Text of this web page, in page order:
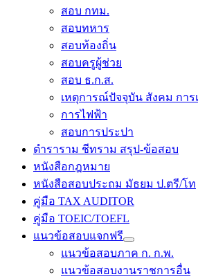
สอบ กทม.
สอบทหาร
สอบท้องถิ่น
สอบครูผู้ช่วย
สอบ ธ.ก.ส.
เหตุการณ์ปัจจุบัน สังคม การ
การไฟฟ้า
สอบการประปา
ตำราราม ชีทราม สรุป-ข้อสอบ
หนังสือกฎหมาย
หนังสือสอบประถม มัธยม ป.ตรี/โท
คู่มือ TAX AUDITOR
คู่มือ TOEIC/TOEFL
แนวข้อสอบแจกฟรี
แนวข้อสอบภาค ก. ก.พ.
แนวข้อสอบงานราชการอื่น